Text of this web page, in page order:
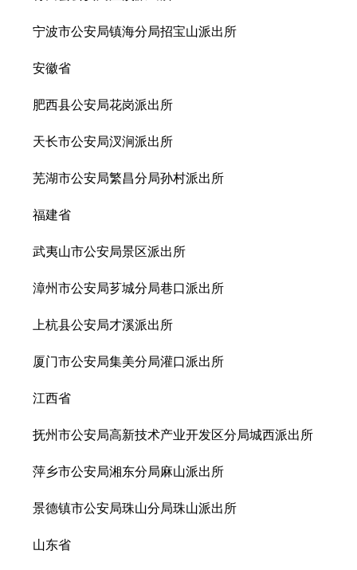
宁波市公安局镇海分局招宝山派出所
安徽省
肥西县公安局花岗派出所
天长市公安局汊涧派出所
芜湖市公安局繁昌分局孙村派出所
福建省
武夷山市公安局景区派出所
漳州市公安局芗城分局巷口派出所
上杭县公安局才溪派出所
厦门市公安局集美分局灌口派出所
江西省
抚州市公安局高新技术产业开发区分局城西派出所
萍乡市公安局湘东分局麻山派出所
景德镇市公安局珠山分局珠山派出所
山东省